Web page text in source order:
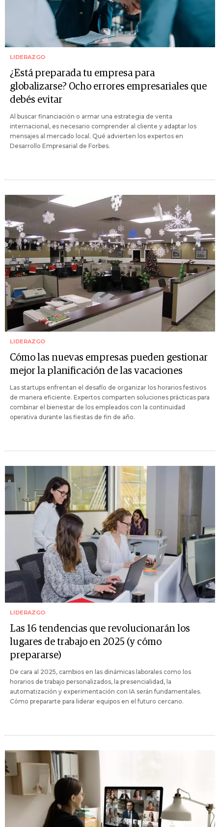
LIDERAZGO
¿Está preparada tu empresa para
globalizarse? Ocho errores empresariales que
debés evitar
Al buscar financiación o armar una estrategia de venta
internacional, es necesario comprender al cliente y adaptar los
mensajes al mercado local. Qué advierten los expertos en
Desarrollo Empresarial de Forbes.
LIDERAZGO
Cómo las nuevas empresas pueden gestionar
mejor la planificación de las vacaciones
Las startups enfrentan el desafío de organizar los horarios festivos
de manera eficiente. Expertos comparten soluciones prácticas para
combinar el bienestar de los empleados con la continuidad
operativa durante las fiestas de fin de año.
LIDERAZGO
Las 16 tendencias que revolucionarán los
lugares de trabajo en 2025 (y cómo
prepararse)
De cara al 2025, cambios en las dinámicas laborales como los
horarios de trabajo personalizados, la presencialidad, la
automatización y experimentación con IA serán fundamentales.
Cómo prepararte para liderar equipos en el futuro cercano.